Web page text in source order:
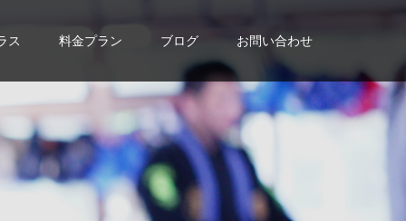
ス 料金プラン ブログ お問い合わせ